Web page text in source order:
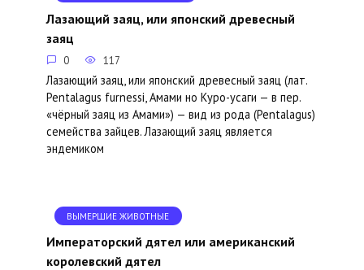
Лазающий заяц, или японский древесный
заяц
0 117
Лазающий заяц, или японский древесный заяц (лат.
Pentalagus furnessi, Амами но Куро-усаги — в пер.
«чёрный заяц из Амами») — вид из рода (Pentalagus)
семейства зайцев. Лазающий заяц является
эндемиком
ВЫМЕРШИЕ ЖИВОТНЫЕ
Императорский дятел или американский
королевский дятел